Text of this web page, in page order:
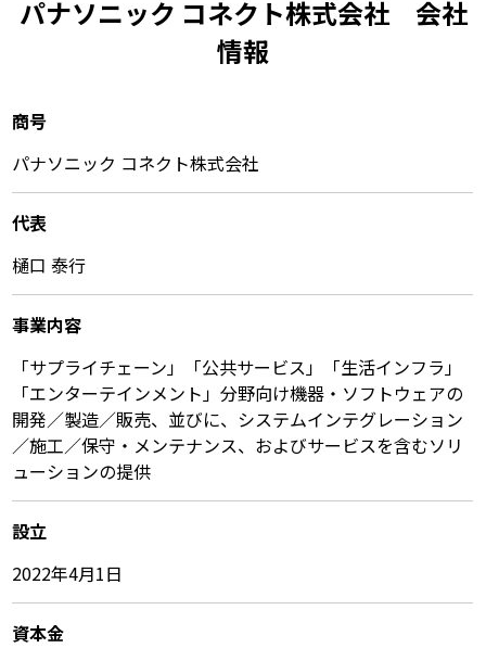
パナソニック コネクト株式会社 会社
情報
商号
パナソニック コネクト株式会社
代表
樋口 泰行
事業内容
「サプライチェーン」「公共サービス」「生活インフラ」
「エンターテインメント」分野向け機器・ソフトウェアの
開発／製造／販売、並びに、システムインテグレーション
／施工／保守・メンテナンス、およびサービスを含むソリ
ューションの提供
設立
2022年4月1日
資本金